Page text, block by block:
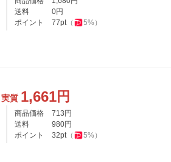
送料
0円
ポイント
77pt（ 5%）
実質 1,661円
商品価格 713 円
送料
980円
ポイント
32pt（ 5%）